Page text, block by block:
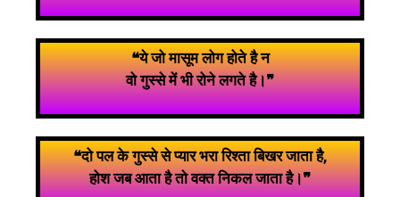
❝ये जो मासूम लोग होते है न
वो गुस्से में भी रोने लगते है।❞
❝दो पल के गुस्से से प्यार भरा रिश्ता बिखर जाता है,
होश जब आता है तो वक्त निकल जाता है।❞